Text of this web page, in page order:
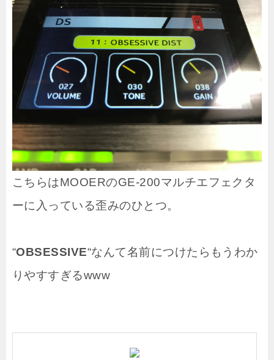
こちらはMOOERのGE-200マルチエフェクタ
ーに入っている歪みのひとつ。
“OBSESSIVE“なんて名前につけたらもうわか
りやすすぎるwww